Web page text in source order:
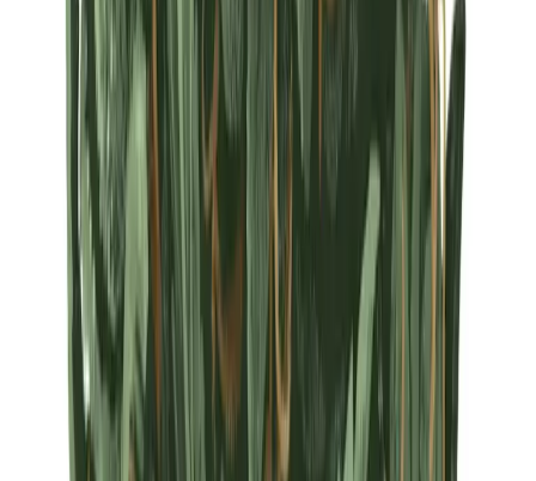
Sativa Strains Indica Strains Hybrid Strains
Standorte